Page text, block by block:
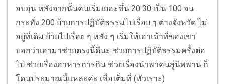
อบอุ่น หลังจากนั้นคนเริ่มเยอะขึ้น 20 30 เป็น 100 จน
กระทั่ง 200 ย้ายการปฏิบัติธรรมไปเรื่อย ๆ ต่างจังหวัด ไม่
อยู่ที่เดิม ย้ายไปเรื่อย ๆ หลัง ๆ เริ่มให้เอาเข้าที่ของเขา
บอกว่าเอามาช่วยตรงนี้ดีนะ ช่วยการปฏิบัติธรรมครั้งต่อ
ไป ช่วยเรื่องอาหารการกิน ช่วยเรื่องนำพาคนสู่นิพพาน ก็
โดนประมาณนี้แหละค่ะ เชื่อเต็มที่ (หัวเราะ)